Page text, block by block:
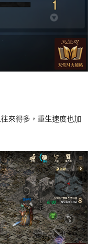
來得多，重生速度也加